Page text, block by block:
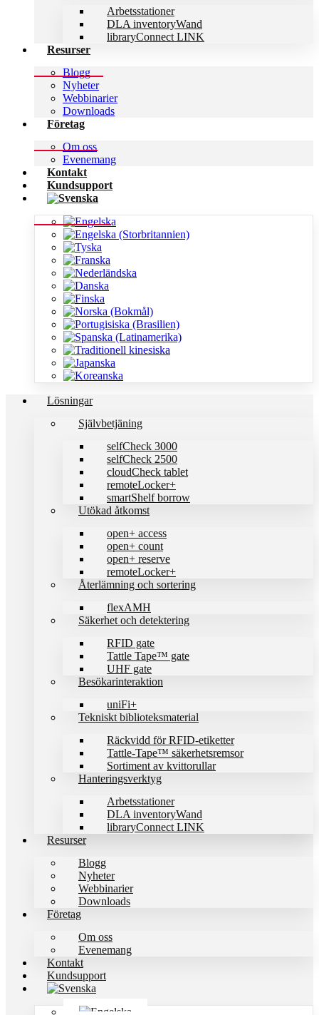
Arbetsstationer
DLA inventoryWand
libraryConnect LINK
Resurser
Blogg
Nyheter
Webbinarier
Downloads
Företag
Om oss
Evenemang
Kontakt
Kundsupport
Lösningar
Självbetjäning
selfCheck 3000
selfCheck 2500
cloudCheck tablet
remoteLocker+
smartShelf borrow
Utökad åtkomst
open+ access
open+ count
open+ reserve
remoteLocker+
Återlämning och sortering
flexAMH
Säkerhet och detektering
RFID gate
Tattle Tape™ gate
UHF gate
Besökarinteraktion
uniFi+
Tekniskt biblioteks­material
Räckvidd för RFID-etiketter
Tattle-Tape™ säkerhetsremsor
Sortiment av kvittorullar
Hanteringsverktyg
Arbetsstationer
DLA inventoryWand
libraryConnect LINK
Resurser
Blogg
Nyheter
Webbinarier
Downloads
Företag
Om oss
Evenemang
Kontakt
Kundsupport